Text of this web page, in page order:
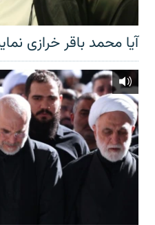
آیا محمد باقر خرازی